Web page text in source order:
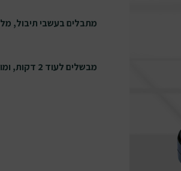
מתבלים בעשבי תיבול,
מבשלים לעוד 2 דקות, ומוכן!